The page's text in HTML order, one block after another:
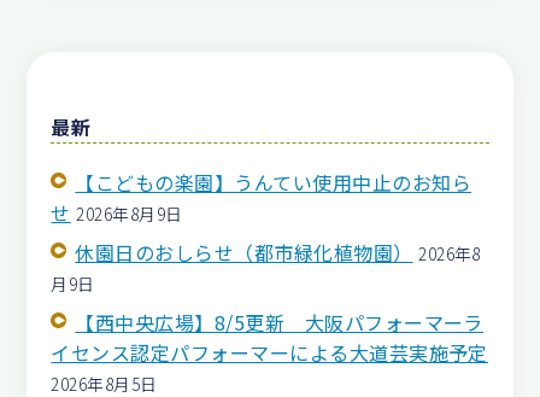
最新
【こどもの楽園】うんてい使用中止のお知ら
せ 2026年8月9日
休園日のおしらせ（都市緑化植物園）
2026年8
月9日
【西中央広場】8/5更新 大阪パフォーマーラ
イセンス認定パフォーマーによる大道芸実施予定
2026年8月5日